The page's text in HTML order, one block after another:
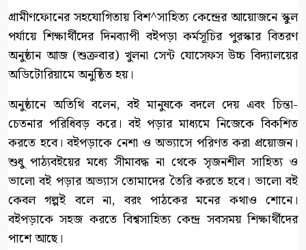
গ্রামীণফোনের সহযোগিতায় বিশ^সাহিত্য কেন্দ্রের আয়োজনে স্কুল
পর্যায়ে শিক্ষার্থীদের দিনব্যাপী বইপড়া কর্মসূচির পুরস্কার বিতরণ
অনুষ্ঠান আজ (শুক্রবার) খুলনা সেন্ট যোসেফস উচ্চ বিদ্যালয়ের
অডিটোরিয়ামে অনুষ্ঠিত হয়।
অনুষ্ঠানে অতিথি বলেন, বই মানুষকে বদলে দেয় এবং চিন্তা-
চেতনার পরিধিবড় করে। বই পড়ার মাধ্যমে নিজেকে বিকশিত
করতে হবে। বইপড়াকে নেশা ও অভ্যাসে পরিণত করা প্রয়োজন।
শুধু পাঠ্যবইয়ের মধ্যে সীমাবদ্ধ না থেকে সৃজনশীল সাহিত্য ও
ভালো বই পড়ার অভ্যাস তোমাদের তৈরি করতে হবে। ভালো বই
কেবল গল্পই বলে না, বরং পাঠকের মনের কথাও শোনে।
বইপড়াকে সহজ করতে বিশ্বসাহিত্য কেন্দ্র সবসময় শিক্ষার্থীদের
পাশে আছে।